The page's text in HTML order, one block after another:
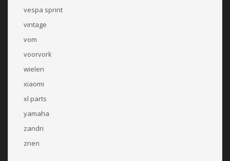
vespa sprint
vintage
vom
voorvork
wielen
xiaomi
xl parts
yamaha
zandri
znen